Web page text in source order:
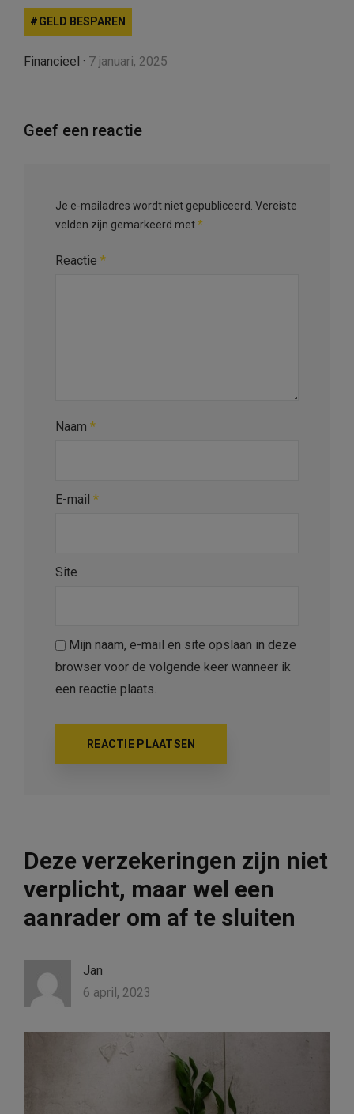
GELD BESPAREN
Financieel · 7 januari, 2025
Geef een reactie
Je e-mailadres wordt niet gepubliceerd. Vereiste
velden zijn gemarkeerd met*
Reactie *
Naam *
E-mail *
Site
Mijn naam, e-mail en site opslaan in deze
browser voor de volgende keer wanneer ik
een reactie plaats.
Deze verzekeringen zijn niet
verplicht, maar wel een
aanrader om af te sluiten
Jan
6 april, 2023